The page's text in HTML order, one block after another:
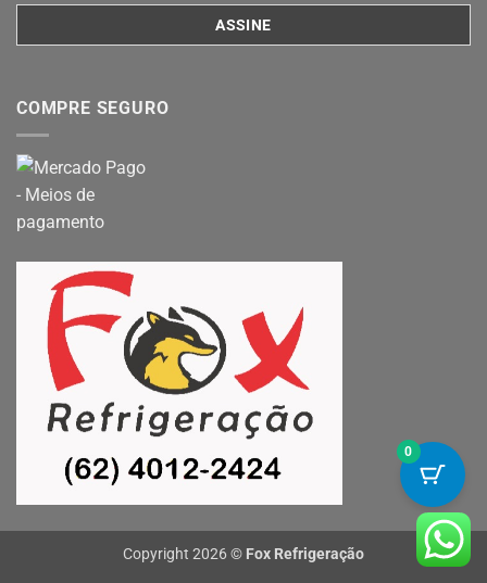
COMPRE SEGURO
Copyright 2026 © Fox Refrigeração
0